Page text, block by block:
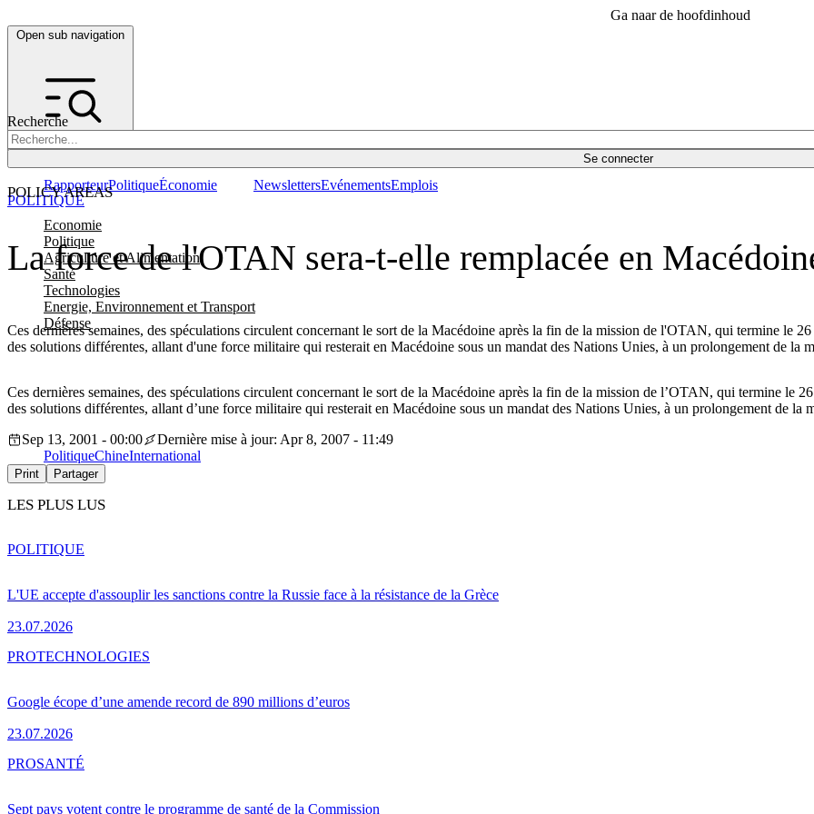
Ga naar de hoofdinhoud
Open sub navigation
Recherche
Se connecter
POLICY AREAS
Economie
Politique
Agriculture et Alimentation
Santé
Technologies
Energie, Environnement et Transport
Défense
RapporteurPolitiqueÉconomie NewslettersEvénementsEmplois
La force de l'OTAN sera-t-elle remplacée en
Ces dernières semaines, des spéculations circulent concernant le sort de la Macédoine après la fin de la mission de l'OTAN, qui termine le
des solutions différentes, allant d'une force militaire qui resterait en Macédoine sous un mandat des Nations Unies, à un prolongement de la
POLITIQUE
Ces dernières semaines, des spéculations circulent concernant le sort de la Macédoine après la fin de la mission de l’OTAN, qui termine le
des solutions différentes, allant d’une force militaire qui resterait en Macédoine sous un mandat des Nations Unies, à un prolongement de la
Sep 13, 2001 - 00:00
Dernière mise à jour: Apr 8, 2007 - 11:49
PolitiqueChineInternational
Print Partager
LES PLUS LUS
L'UE accepte d'assouplir les sanctions contre la Russie face à la résistance de la Grèce
23.07.2026
POLITIQUE
Google écope d’une amende record de 890 millions d’euros
23.07.2026
PROTECHNOLOGIES
Sept pays votent contre le programme de santé de la Commission
PROSANTÉ